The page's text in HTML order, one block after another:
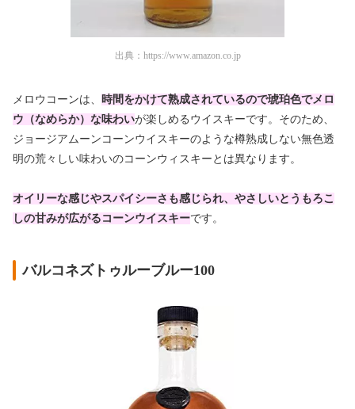
出典： https://www.amazon.co.jp
メロウコーンは、 時間をかけて熟成されているので琥珀色でメロ
ウ（なめらか）な味わいが楽しめるウイスキーです。そのため、
ジョージアムーンコーンウイスキーのような樽熟成しない無色透
明の荒々しい味わいのコーンウィスキーとは異なります。
オイリーな感じやスパイシーさも感じられ、やさしいとうもろこ
しの甘みが広がるコーンウイスキーです。
バルコネズトゥルーブルー100